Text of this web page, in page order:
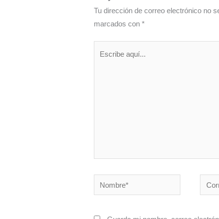
Tu dirección de correo electrónico no
marcados con*
Nombre*